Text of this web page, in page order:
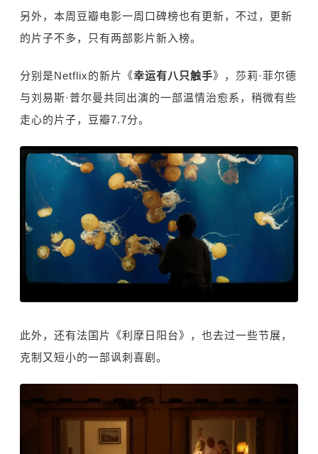
另外，本周豆瓣电影一周口碑榜也有更新，不过，更新
的片子不多，只有两部影片新入榜。
分别是Netflix的新片《幸运有八只触手》，莎莉·菲尔德
与刘易斯·普尔曼共同出演的一部温情治愈系，稍微有些
走心的片子，豆瓣7.7分。
此外，还有法国片《利摩日阳台》，也去过一些节展，
克制又短小的一部讽刺喜剧。